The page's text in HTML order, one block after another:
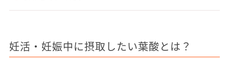
妊活・妊娠中に摂取したい葉酸とは？